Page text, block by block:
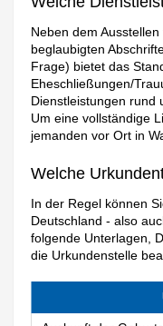
Neben dem
beglaubigten
Frage) bietet das
Eheschließungen/
Dienstleistungen rund
Um eine vollständige
jemanden vor Ort in
Welche
In der Regel können
Deutschland - also
folgende Unterlagen,
die Urkundenstelle